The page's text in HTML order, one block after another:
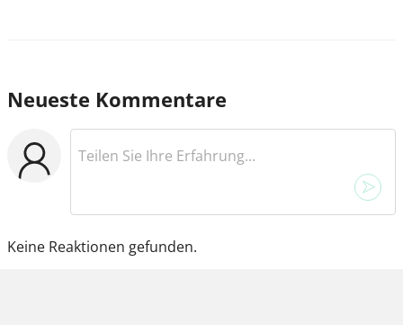
Neueste Kommentare
Keine Reaktionen gefunden.